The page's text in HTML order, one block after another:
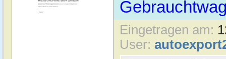
Eingetragen am:
User: